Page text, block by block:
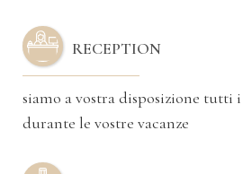
RECEPTION
siamo a vostra disposizione tutti
durante le vostre vacanze